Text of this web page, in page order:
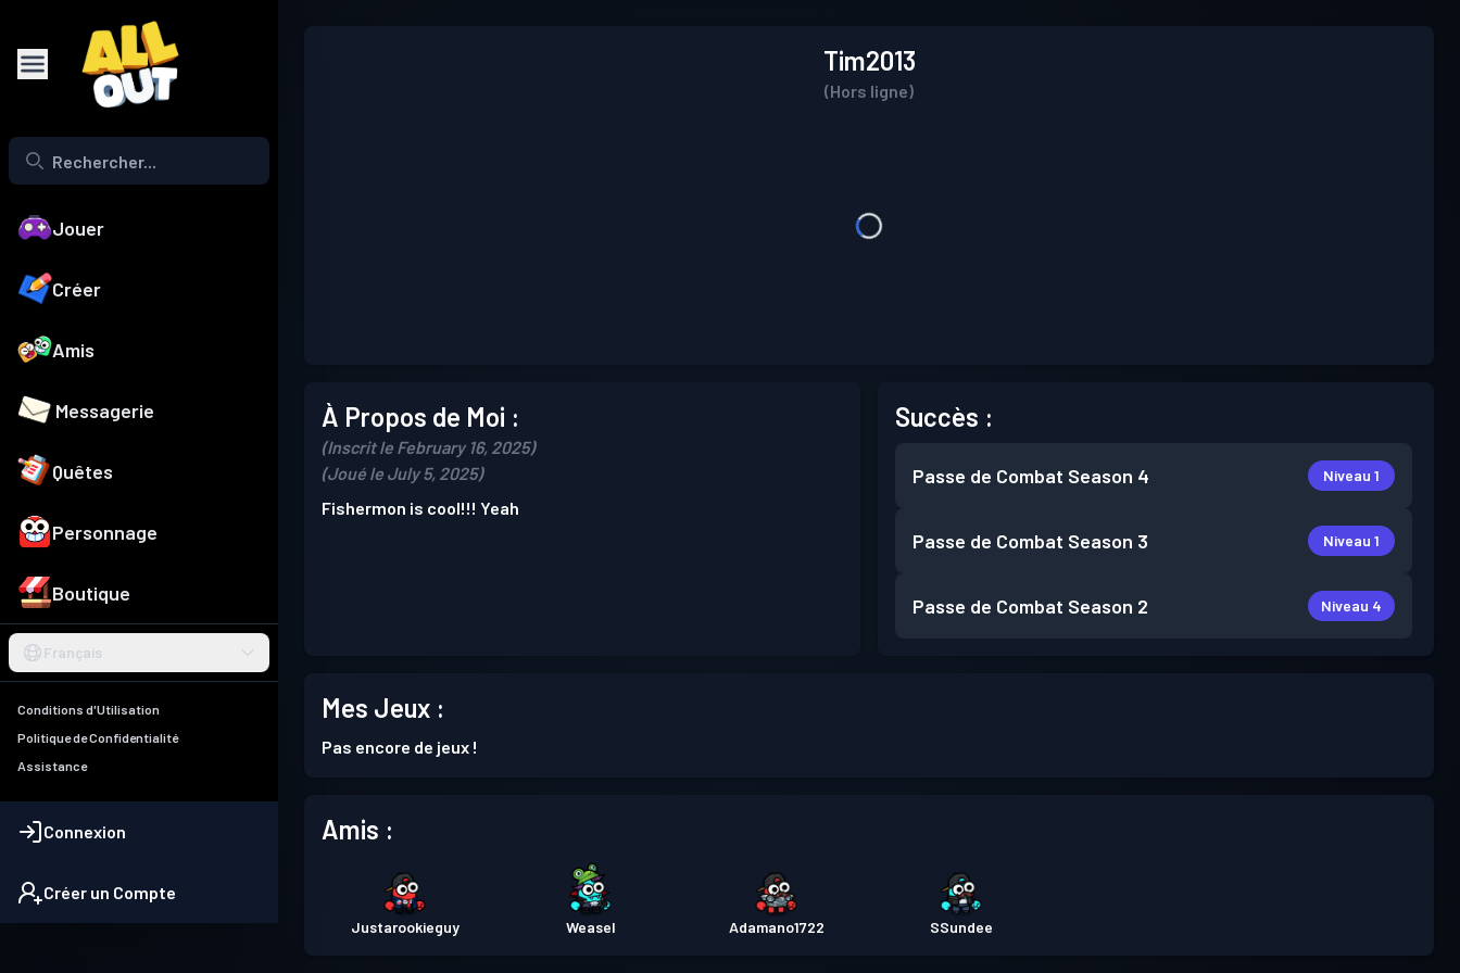
Jouer
Créer
Amis
Messagerie
Quêtes
Personnage
Boutique
Français
Conditions d'Utilisation
Politique de Confidentialité
Assistance
Connexion
Créer un Compte
Tim2013
(Hors ligne)
À Propos de Moi :
(Inscrit le February 16, 2025)
(Joué le July 5, 2025)
Fishermon is cool!!! Yeah
Succès :
Passe de Combat Season 4 Niveau 1
Passe de Combat Season 3 Niveau 1
Passe de Combat Season 2 Niveau 4
Mes Jeux :
Pas encore de jeux !
Amis :
Justarookieguy Weasel Adamano1722 SSundee